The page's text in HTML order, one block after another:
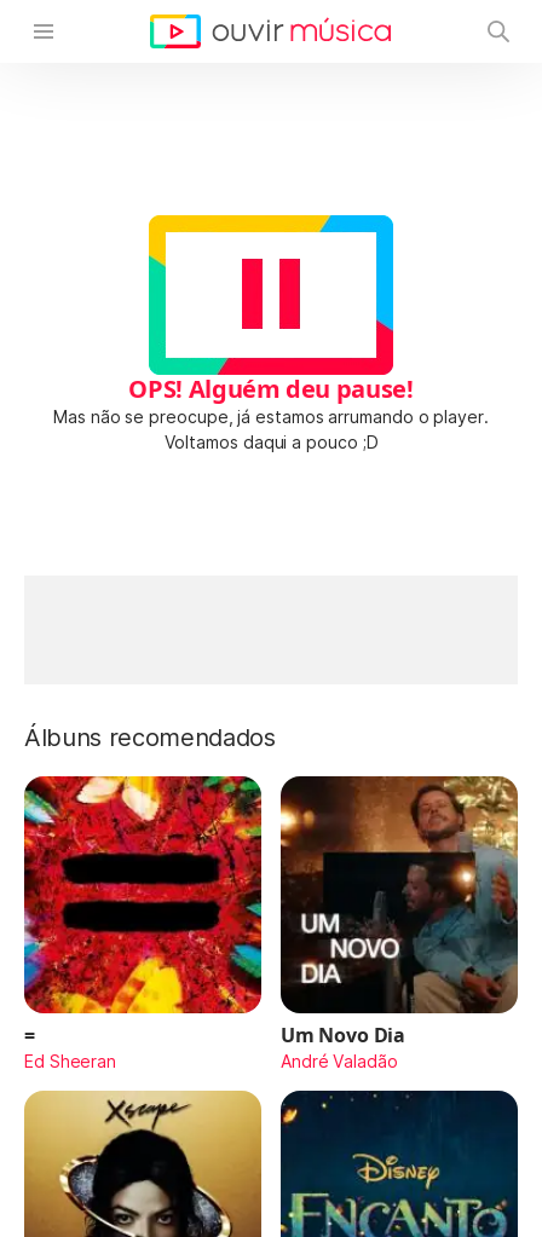
OPS! Alguém deu pause!
Mas não se preocupe, já estamos arrumando o player.
Voltamos daqui a pouco ;D
Álbuns recomendados
=
Ed Sheeran
Um Novo Dia
André Valadão